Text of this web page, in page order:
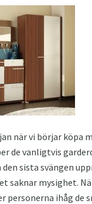
när vi börjar köpa
de vanligtvis
sista svängen
saknar mysighet.
personerna ihåg de